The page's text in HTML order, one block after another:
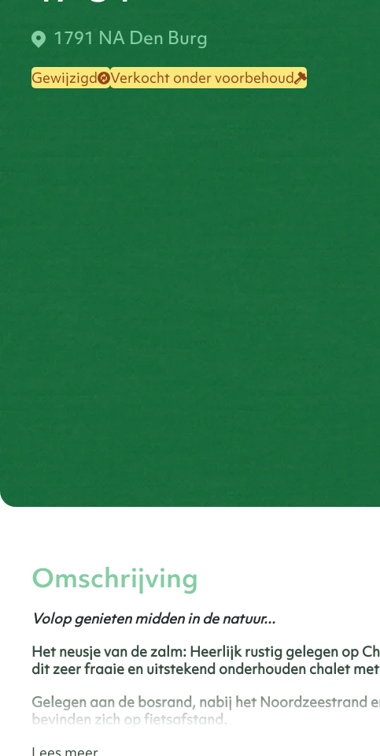
1791 NA Den Burg
Gewijzigd Verkocht onder voorbehoud
Omschrijving
Volop genieten midden in de natuur...
Het neusje van de zalm: Heerlijk rustig gelegen op
dit zeer fraaie en uitstekend onderhouden chalet
Gelegen aan de bosrand, nabij het Noordzeestrand
bevinden zich op fietsafstand.
Hier hoor je de vogels fluiten...
Lees meer